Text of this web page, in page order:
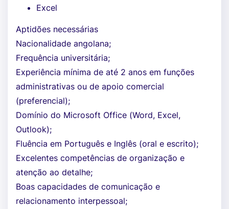
Excel
Aptidões necessárias
Nacionalidade angolana;
Frequência universitária;
Experiência mínima de até 2 anos em funções
administrativas ou de apoio comercial
(preferencial);
Domínio do Microsoft Office (Word, Excel,
Outlook);
Fluência em Português e Inglês (oral e escrito);
Excelentes competências de organização e
atenção ao detalhe;
Boas capacidades de comunicação e
relacionamento interpessoal;